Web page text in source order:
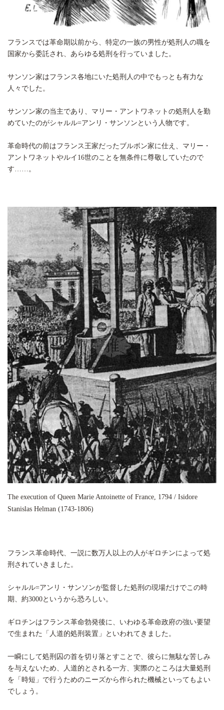
フランスでは革命期以前から、特定の一族の男性が処刑人の職を
国家から委託され、あらゆる処刑を行っていました。
サンソン家はフランス各地にいた処刑人の中でもっとも有力な
人々でした。
サンソン家の当主であり、マリー・アントワネットの処刑人を勤
めていたのがシャルル=アンリ・サンソンという人物です。
革命時代の前はフランス王家だったブルボン家に仕え、マリー・
アントワネットやルイ16世のことを無条件に尊敬していたので
す……。
The execution of Queen Marie Antoinette of France, 1794 / Isidore
Stanislas Helman (1743-1806)
フランス革命時代、一説に数万人以上の人がギロチンによって処
刑されていきました。
シャルル=アンリ・サンソンが監督した処刑の現場だけでこの時
期、約3000というから恐ろしい。
ギロチンはフランス革命勃発後に、いわゆる革命政府の強い要望
で生まれた「人道的処刑装置」といわれてきました。
一瞬にして処刑囚の首を切り落とすことで、彼らに無駄な苦しみ
を与えないため、人道的とされる一方、実際のところは大量処刑
を「時短」で行うためのニーズから作られた機械といってもよい
でしょう。